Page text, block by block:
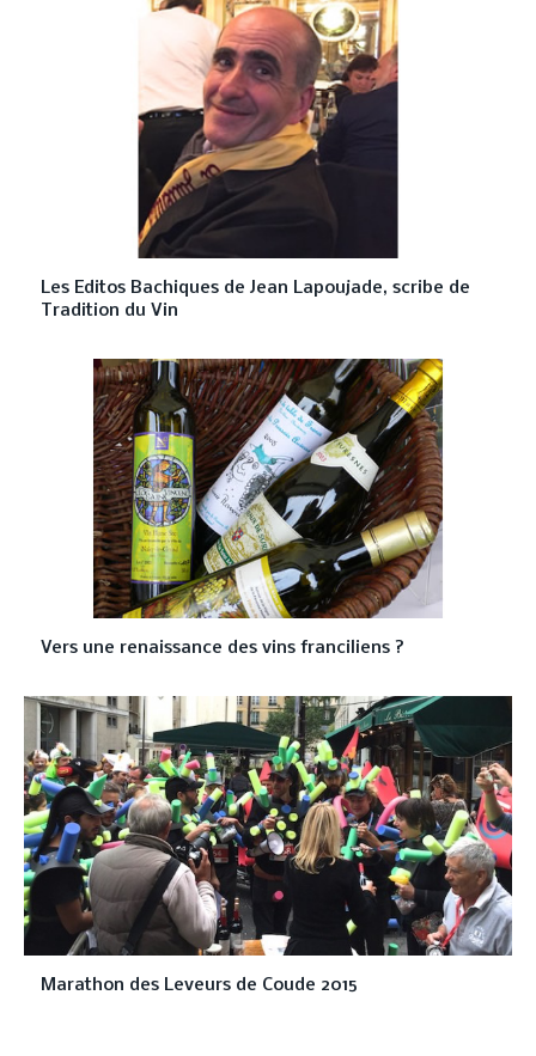
Les Editos Bachiques de Jean Lapoujade, scribe de
Tradition du Vin
Vers une renaissance des vins franciliens ?
Marathon des Leveurs de Coude 2015